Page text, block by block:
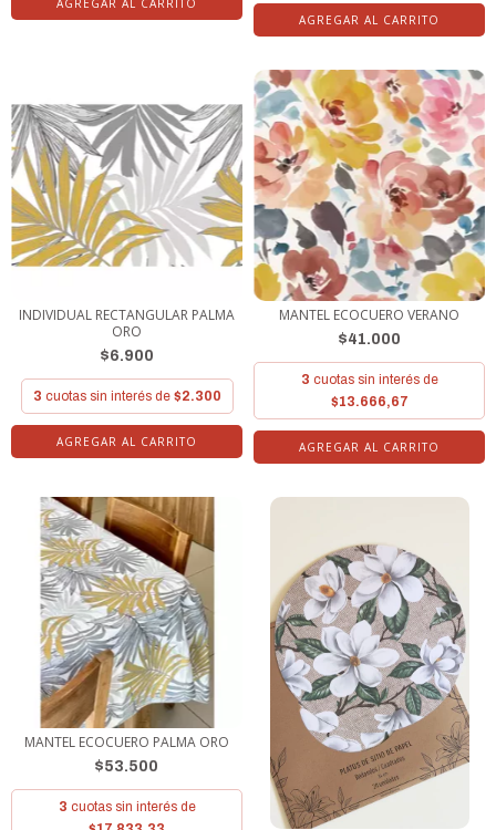
INDIVIDUAL RECTANGULAR PALMA
ORO
$6.900
3 cuotas sin interés de $2.300
MANTEL ECOCUERO VERANO
$41.000
3 cuotas sin interés de
$13.666,67
AGREGAR AL CARRITO
MANTEL ECOCUERO PALMA ORO
$53.500
3 cuotas sin interés de